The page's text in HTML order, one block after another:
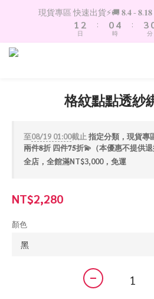
現貨專區 快速出貨⚡️🚚 𝟖.𝟒 -
2
1
0
3
2
1
日
:
1
0
5
4
3
時
:
4
3
2分
格紋點點透紗
至08/19 01:00截止 指定分類，現貨專
兩件𝟖折 四件𝟕𝟓折💫（本優惠不提供退
全店，全館滿NT$3,000，免運
NT$2,280
顏色